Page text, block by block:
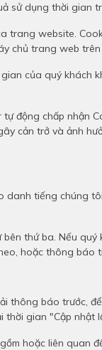
sử dụng thời gian
trang website.
chủ trang web
của quý
động chấp nhận
cản trở và ảnh
tiếng chúng
thứ ba. Nếu
hoặc thông báo
báo trước,
thời gian "Cập nhật
hoặc liên quan